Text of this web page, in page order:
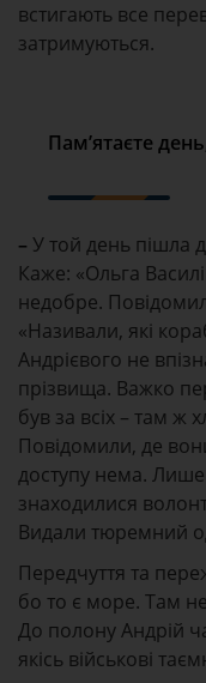
встигають все
затримуються.
Пам’ятаєте
– У той день пішла
Каже: «Ольга
недобре.
«Називали, які
Андрієвого не
прізвища. Важко
був за всіх – там ж
Повідомили, де
доступу нема. Лише
знаходилися
Видали тюремний
Передчуття та
бо то є море. Там
До полону Андрій
якісь військові